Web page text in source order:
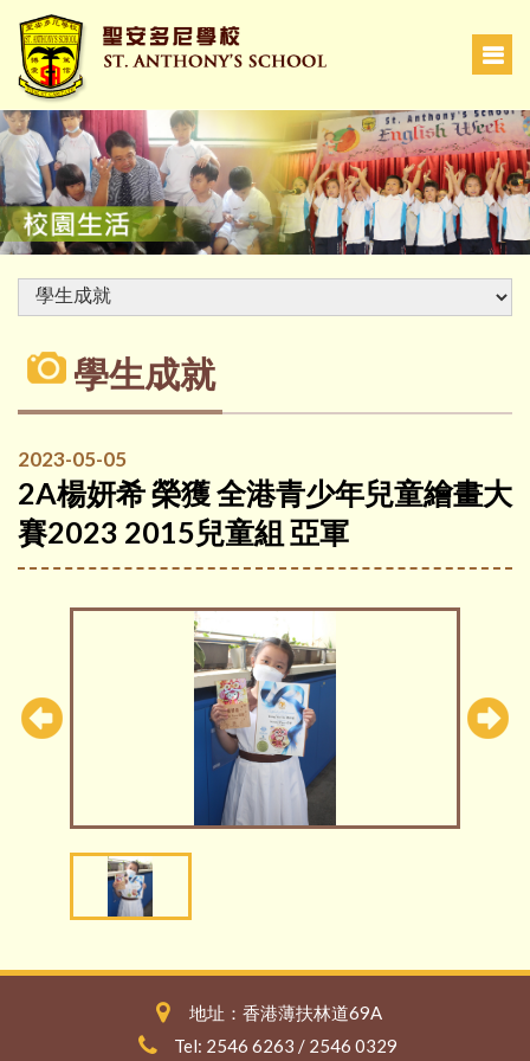
學生成就
2023-05-05
2A楊妍希 榮獲 全港青少年兒童繪畫大
賽2023 2015兒童組 亞軍
地址：香港薄扶林道69A
Tel: 2546 6263 / 2546 0329